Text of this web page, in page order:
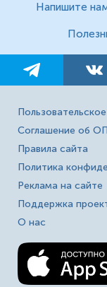
Напишите
Соглашение об
Правила сайта
Политика
Реклама на сайте
Поддержка
О нас